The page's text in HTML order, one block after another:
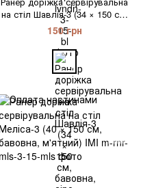
на стіл Шавлія-3 (34 × 150 см,
бавовна, сіро-коричневий) IMI
150 грн